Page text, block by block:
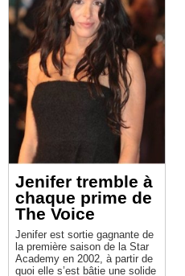
Jenifer tremble à
chaque prime de
The Voice
Jenifer est sortie gagnante de
la première saison de la Star
Academy en 2002, à partir de
quoi elle s’est bâtie une solide